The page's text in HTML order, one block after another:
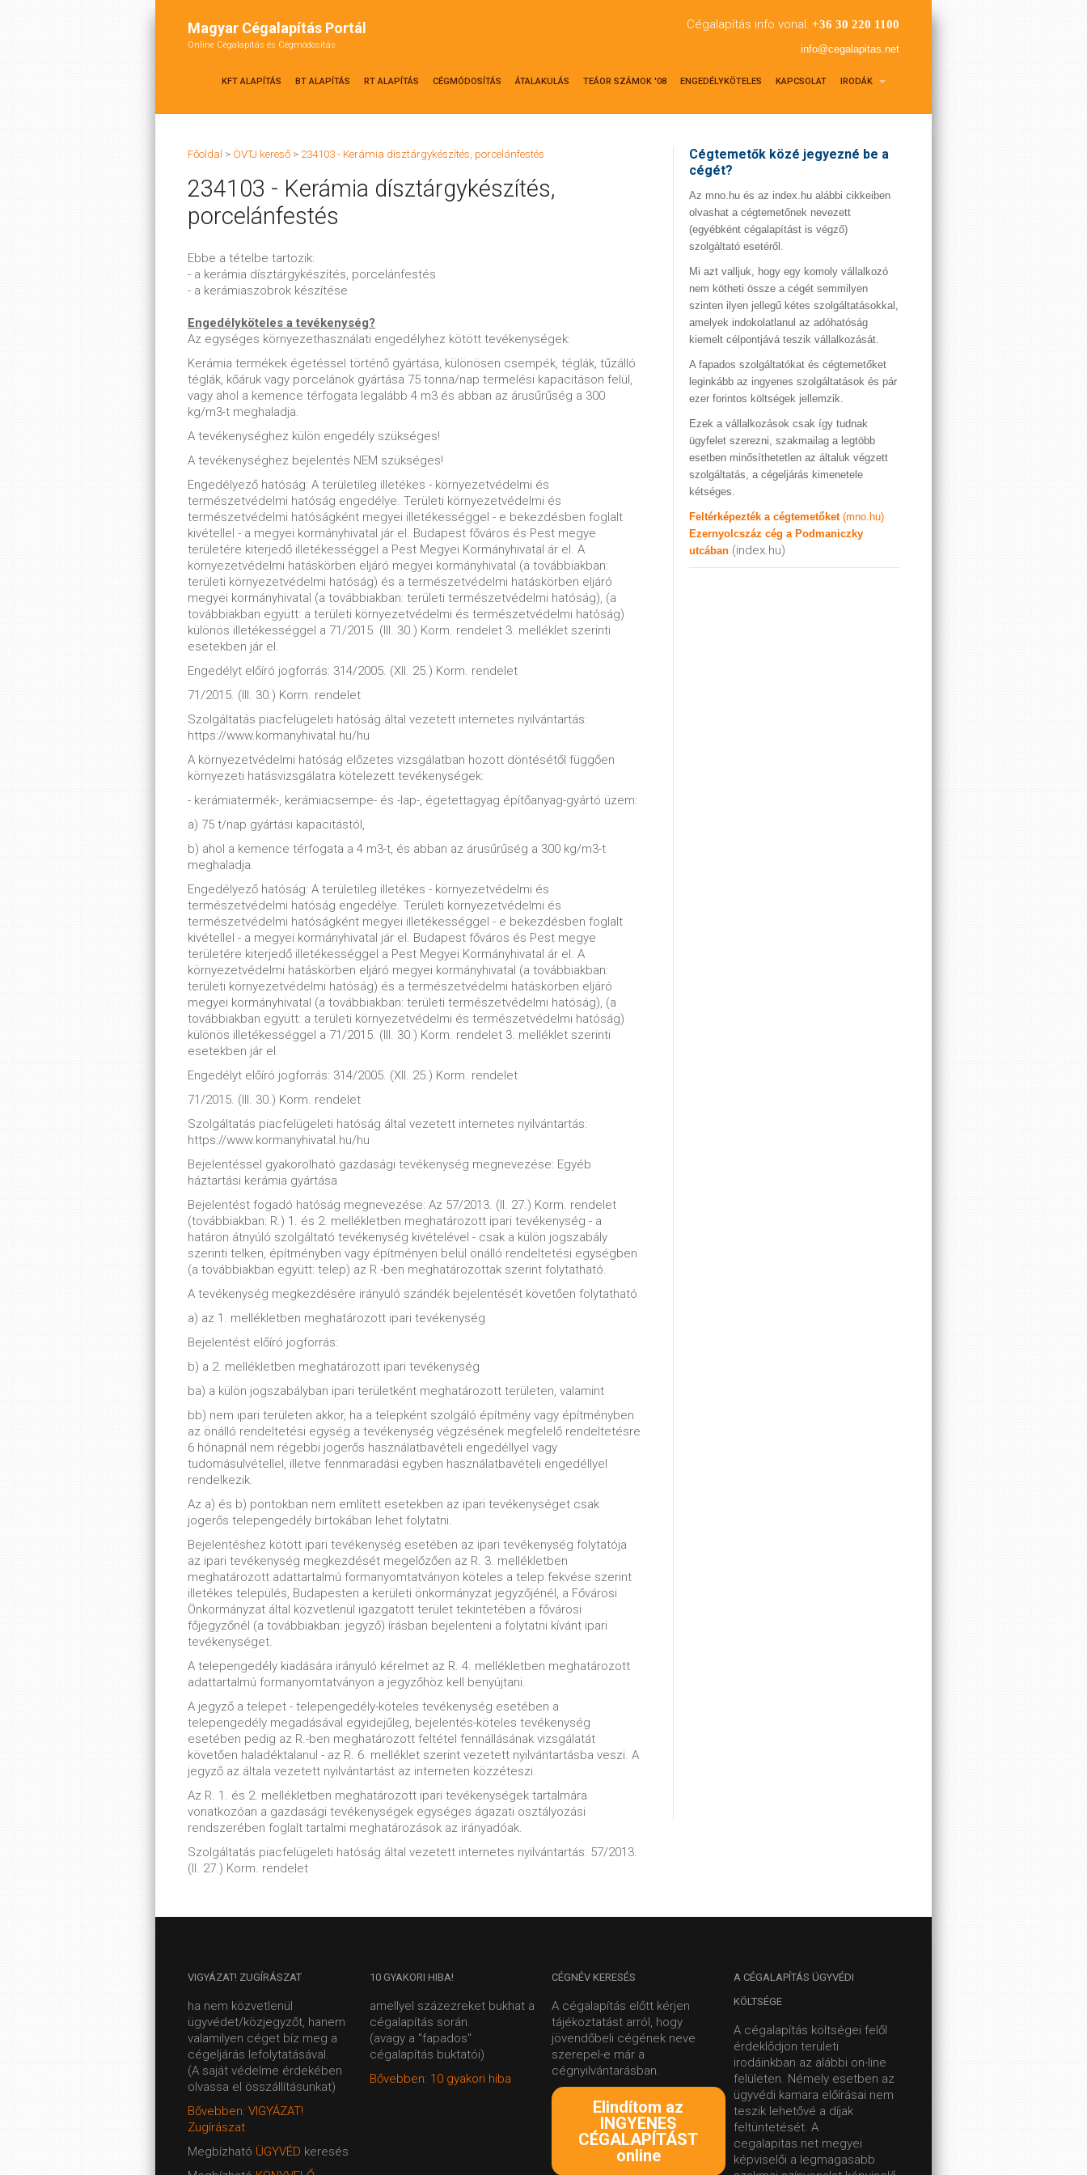
Magyar Cégalapítás Portál
Online Cégalapítás és Cégmódosítás
Cégalapítás info vonal: +36 30 220 1100
info@cegalapitas.net
KFT ALAPÍTÁS BT ALAPÍTÁS RT ALAPÍTÁS CÉGMÓDOSÍTÁS ÁTALAKULÁS TEÁOR SZÁMOK '08 ENGEDÉLYKÖTELES KAPCSOLAT IRODÁK
Főoldal > ÖVTJ kereső > 234103 - Kerámia dísztárgykészítés, porcelánfestés
234103 - Kerámia dísztárgykészítés,
porcelánfestés
Ebbe a tételbe tartozik:
- a kerámia dísztárgykészítés, porcelánfestés
- a kerámiaszobrok készítése
Engedélyköteles a tevékenység?
Az egységes környezethasználati engedélyhez kötött tevékenységek:
Kerámia termékek égetéssel történő gyártása, különösen csempék, téglák, tűzálló
téglák, kőáruk vagy porcelánok gyártása 75 tonna/nap termelési kapacitáson felül,
vagy ahol a kemence térfogata legalább 4 m3 és abban az árusűrűség a 300
kg/m3-t meghaladja.
A tevékenységhez külön engedély szükséges!
A tevékenységhez bejelentés NEM szükséges!
Engedélyező hatóság: A területileg illetékes - környezetvédelmi és
természetvédelmi hatóság engedélye. Területi környezetvédelmi és
természetvédelmi hatóságként megyei illetékességgel - e bekezdésben foglalt
kivétellel - a megyei kormányhivatal jár el. Budapest főváros és Pest megye
területére kiterjedő illetékességgel a Pest Megyei Kormányhivatal ár el. A
környezetvédelmi hatáskörben eljáró megyei kormányhivatal (a továbbiakban:
területi környezetvédelmi hatóság) és a természetvédelmi hatáskörben eljáró
megyei kormányhivatal (a továbbiakban: területi természetvédelmi hatóság), (a
továbbiakban együtt: a területi környezetvédelmi és természetvédelmi hatóság)
különös illetékességgel a 71/2015. (III. 30.) Korm. rendelet 3. melléklet szerinti
esetekben jár el.
Engedélyt előíró jogforrás: 314/2005. (XII. 25.) Korm. rendelet
71/2015. (III. 30.) Korm. rendelet
Szolgáltatás piacfelügeleti hatóság által vezetett internetes nyilvántartás:
https://www.kormanyhivatal.hu/hu
A környezetvédelmi hatóság előzetes vizsgálatban hozott döntésétől függően
környezeti hatásvizsgálatra kötelezett tevékenységek:
- kerámiatermék-, kerámiacsempe- és -lap-, égetettagyag építőanyag-gyártó üzem:
a) 75 t/nap gyártási kapacitástól,
b) ahol a kemence térfogata a 4 m3-t, és abban az árusűrűség a 300 kg/m3-t
meghaladja.
Engedélyező hatóság: A területileg illetékes - környezetvédelmi és
természetvédelmi hatóság engedélye. Területi környezetvédelmi és
természetvédelmi hatóságként megyei illetékességgel - e bekezdésben foglalt
kivétellel - a megyei kormányhivatal jár el. Budapest főváros és Pest megye
területére kiterjedő illetékességgel a Pest Megyei Kormányhivatal ár el. A
környezetvédelmi hatáskörben eljáró megyei kormányhivatal (a továbbiakban:
területi környezetvédelmi hatóság) és a természetvédelmi hatáskörben eljáró
megyei kormányhivatal (a továbbiakban: területi természetvédelmi hatóság), (a
továbbiakban együtt: a területi környezetvédelmi és természetvédelmi hatóság)
különös illetékességgel a 71/2015. (III. 30.) Korm. rendelet 3. melléklet szerinti
esetekben jár el.
Engedélyt előíró jogforrás: 314/2005. (XII. 25.) Korm. rendelet
71/2015. (III. 30.) Korm. rendelet
Szolgáltatás piacfelügeleti hatóság által vezetett internetes nyilvántartás:
https://www.kormanyhivatal.hu/hu
Bejelentéssel gyakorolható gazdasági tevékenység megnevezése: Egyéb
háztartási kerámia gyártása
Bejelentést fogadó hatóság megnevezése: Az 57/2013. (II. 27.) Korm. rendelet
(továbbiakban: R.) 1. és 2. mellékletben meghatározott ipari tevékenység - a
határon átnyúló szolgáltató tevékenység kivételével - csak a külön jogszabály
szerinti telken, építményben vagy építményen belül önálló rendeltetési egységben
(a továbbiakban együtt: telep) az R.-ben meghatározottak szerint folytatható.
A tevékenység megkezdésére irányuló szándék bejelentését követően folytatható
a) az 1. mellékletben meghatározott ipari tevékenység
Bejelentést előíró jogforrás:
b) a 2. mellékletben meghatározott ipari tevékenység
ba) a külön jogszabályban ipari területként meghatározott területen, valamint
bb) nem ipari területen akkor, ha a telepként szolgáló építmény vagy építményben
az önálló rendeltetési egység a tevékenység végzésének megfelelő rendeltetésre
6 hónapnál nem régebbi jogerős használatbavételi engedéllyel vagy
tudomásulvétellel, illetve fennmaradási egyben használatbavételi engedéllyel
rendelkezik.
Az a) és b) pontokban nem említett esetekben az ipari tevékenységet csak
jogerős telepengedély birtokában lehet folytatni.
Bejelentéshez kötött ipari tevékenység esetében az ipari tevékenység folytatója
az ipari tevékenység megkezdését megelőzően az R. 3. mellékletben
meghatározott adattartalmú formanyomtatványon köteles a telep fekvése szerint
illetékes település, Budapesten a kerületi önkormányzat jegyzőjénél, a Fővárosi
Önkormányzat által közvetlenül igazgatott terület tekintetében a fővárosi
főjegyzőnél (a továbbiakban: jegyző) írásban bejelenteni a folytatni kívánt ipari
tevékenységet.
A telepengedély kiadására irányuló kérelmet az R. 4. mellékletben meghatározott
adattartalmú formanyomtatványon a jegyzőhöz kell benyújtani.
A jegyző a telepet - telepengedély-köteles tevékenység esetében a
telepengedély megadásával egyidejűleg, bejelentés-köteles tevékenység
esetében pedig az R.-ben meghatározott feltétel fennállásának vizsgálatát
követően haladéktalanul - az R. 6. melléklet szerint vezetett nyilvántartásba veszi. A
jegyző az általa vezetett nyilvántartást az interneten közzéteszi.
Az R. 1. és 2. mellékletben meghatározott ipari tevékenységek tartalmára
vonatkozóan a gazdasági tevékenységek egységes ágazati osztályozási
rendszerében foglalt tartalmi meghatározások az irányadóak.
Szolgáltatás piacfelügeleti hatóság által vezetett internetes nyilvántartás: 57/2013.
(II. 27.) Korm. rendelet
Cégtemetők közé jegyezné be a
cégét?
Az mno.hu és az index.hu alábbi cikkeiben
olvashat a cégtemetőnek nevezett
(egyébként cégalapítást is végző)
szolgáltató esetéről.
Mi azt valljuk, hogy egy komoly vállalkozó
nem kötheti össze a cégét semmilyen
szinten ilyen jellegű kétes szolgáltatásokkal,
amelyek indokolatlanul az adóhatóság
kiemelt célpontjává teszik vállalkozását.
A fapados szolgáltatókat és cégtemetőket
leginkább az ingyenes szolgáltatások és pár
ezer forintos költségek jellemzik.
Ezek a vállalkozások csak így tudnak
ügyfelet szerezni, szakmailag a legtöbb
esetben minősíthetetlen az általuk végzett
szolgáltatás, a cégeljárás kimenetele
kétséges.
Feltérképezték a cégtemetőket (mno.hu)
Ezernyolcszáz cég a Podmaniczky
utcában (index.hu)
VIGYÁZAT! ZUGÍRÁSZAT
ha nem közvetlenül
ügyvédet/közjegyzőt, hanem
valamilyen céget bíz meg a
cégeljárás lefolytatásával.
(A saját védelme érdekében
olvassa el összállításunkat)
Bővebben: VIGYÁZAT!
Zugírászat
Megbízható ÜGYVÉD keresés
10 GYAKORI HIBA!
amellyel százezreket bukhat a
cégalapítás során.
(avagy a "fapados"
cégalapítás buktatói)
Bővebben: 10 gyakori hiba
CÉGNÉV KERESÉS
A cégalapítás előtt kérjen
tájékoztatást arról, hogy
jövendőbeli cégének neve
szerepel-e már a
cégnyilvántarásban.
Elindítom az
INGYENES
CÉGALAPÍTÁST
online
A CÉGALAPÍTÁS ÜGYVÉDI
KÖLTSÉGE
A cégalapítás költségei felől
érdeklődjön területi
irodáinkban az alábbi on-line
felületen. Némely esetben az
ügyvédi kamara előírásai nem
teszik lehetővé a díjak
feltüntetését. A
cegalapitas.net megyei
képviselői a legmagasabb